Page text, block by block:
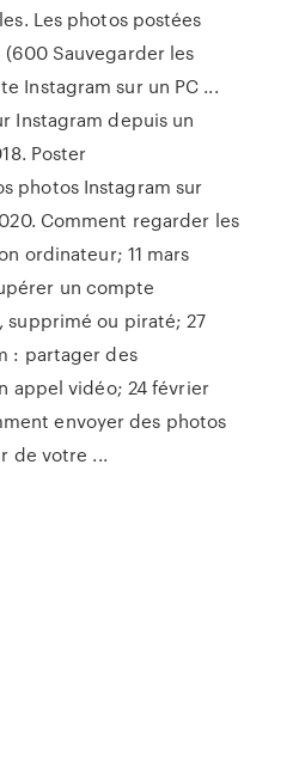
Les photos postées
Sauvegarder les
Instagram sur un PC ...
Instagram depuis un
Poster
photos Instagram sur
Comment regarder les
ordinateur; 11 mars
un compte
supprimé ou piraté; 27
: partager des
appel vidéo; 24 février
envoyer des photos
de votre ...